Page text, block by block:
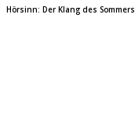
Hörsinn: Der Klang des Sommers